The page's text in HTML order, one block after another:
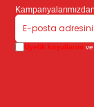
Üyelik koşullarını ve